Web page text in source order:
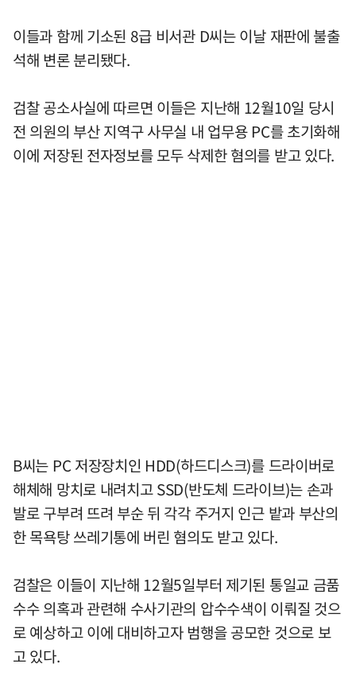
이들과 함께 기소된 8급 비서관 D씨는 이날 재판에 불출
석해 변론 분리됐다.
검찰 공소사실에 따르면 이들은 지난해 12월10일 당시
전 의원의 부산 지역구 사무실 내 업무용 PC를 초기화해
이에 저장된 전자정보를 모두 삭제한 혐의를 받고 있다.
B씨는 PC 저장장치인 HDD(하드디스크)를 드라이버로
해체해 망치로 내려치고 SSD(반도체 드라이브)는 손과
발로 구부려 뜨려 부순 뒤 각각 주거지 인근 밭과 부산의
한 목욕탕 쓰레기통에 버린 혐의도 받고 있다.
검찰은 이들이 지난해 12월5일부터 제기된 통일교 금품
수수 의혹과 관련해 수사기관의 압수수색이 이뤄질 것으
로 예상하고 이에 대비하고자 범행을 공모한 것으로 보
고 있다.